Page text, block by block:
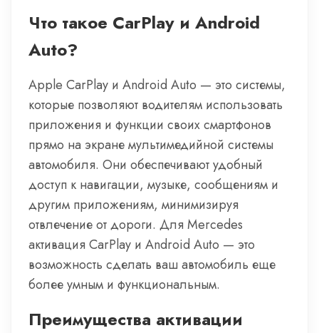
Что такое CarPlay и Android
Auto?
Apple CarPlay и Android Auto — это системы,
которые позволяют водителям использовать
приложения и функции своих смартфонов
прямо на экране мультимедийной системы
автомобиля. Они обеспечивают удобный
доступ к навигации, музыке, сообщениям и
другим приложениям, минимизируя
отвлечение от дороги. Для Mercedes
активация CarPlay и Android Auto — это
возможность сделать ваш автомобиль еще
более умным и функциональным.
Преимущества активации